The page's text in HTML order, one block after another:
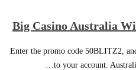
Big Casino Australia
Enter the promo code 50BLITZ2,
to your account.